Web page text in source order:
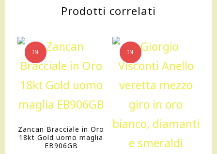
corallo
rosso
naturale
lunghezza
40+5cm
quantità
Prodotti correlati
IN
OFFERTA!
Zancan Bracciale in Oro
18kt Gold uomo maglia
EB906GB
IN
OFFERTA!